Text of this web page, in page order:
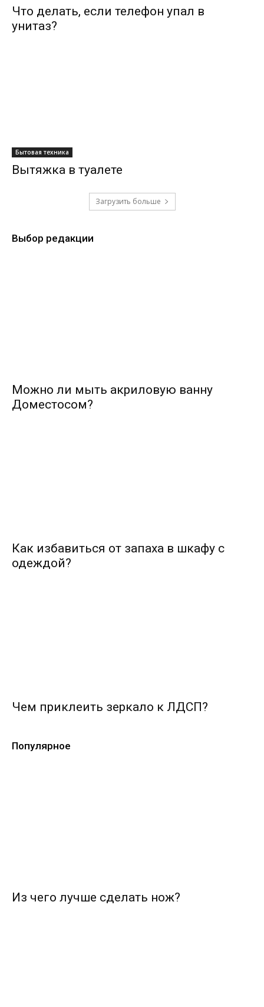
Что делать, если телефон упал в
унитаз?
Бытовая техника
Вытяжка в туалете
Загрузить больше
Выбор редакции
Можно ли мыть акриловую ванну
Доместосом?
Как избавиться от запаха в шкафу с
одеждой?
Чем приклеить зеркало к ЛДСП?
Популярное
Из чего лучше сделать нож?